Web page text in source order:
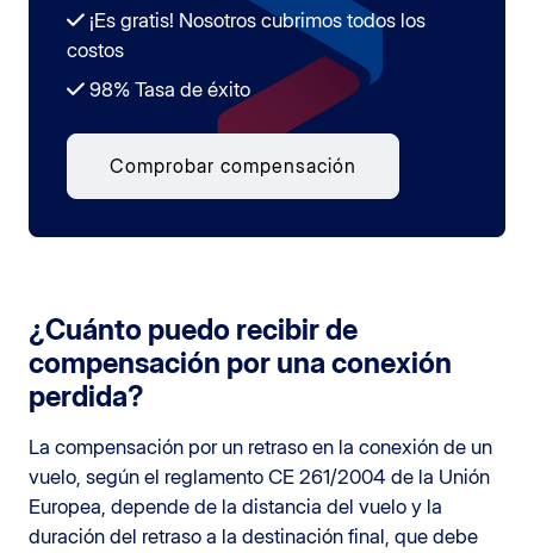
¡Es gratis! Nosotros cubrimos todos los
costos
98% Tasa de éxito
Comprobar compensación
¿Cuánto puedo recibir de
compensación por una conexión
perdida?
La compensación por un retraso en la conexión de un
vuelo, según el reglamento CE 261/2004 de la Unión
Europea, depende de la distancia del vuelo y la
duración del retraso a la destinación final, que debe